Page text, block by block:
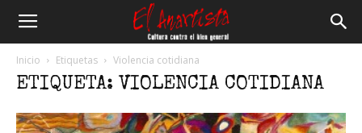
Inicio Etiquetas Violencia cotidiana
ETIQUETA: VIOLENCIA COTIDIANA